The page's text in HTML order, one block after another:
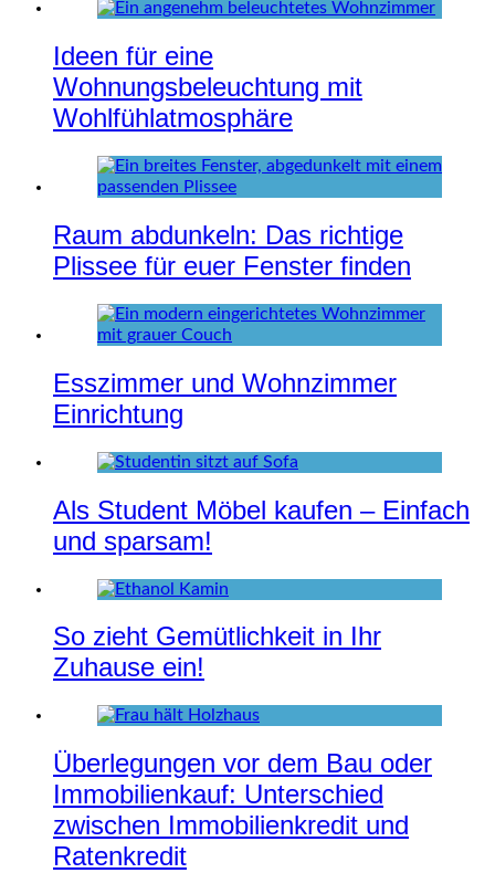
Ideen für eine
Wohnungsbeleuchtung mit
Wohlfühlatmosphäre
Raum abdunkeln: Das richtige
Plissee für euer Fenster finden
Esszimmer und Wohnzimmer
Einrichtung
Als Student Möbel kaufen – Einfach
und sparsam!
So zieht Gemütlichkeit in Ihr
Zuhause ein!
Überlegungen vor dem Bau oder
Immobilienkauf: Unterschied
zwischen Immobilienkredit und
Ratenkredit